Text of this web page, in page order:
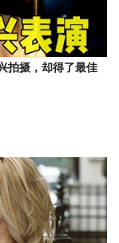
拍摄，却得了最佳